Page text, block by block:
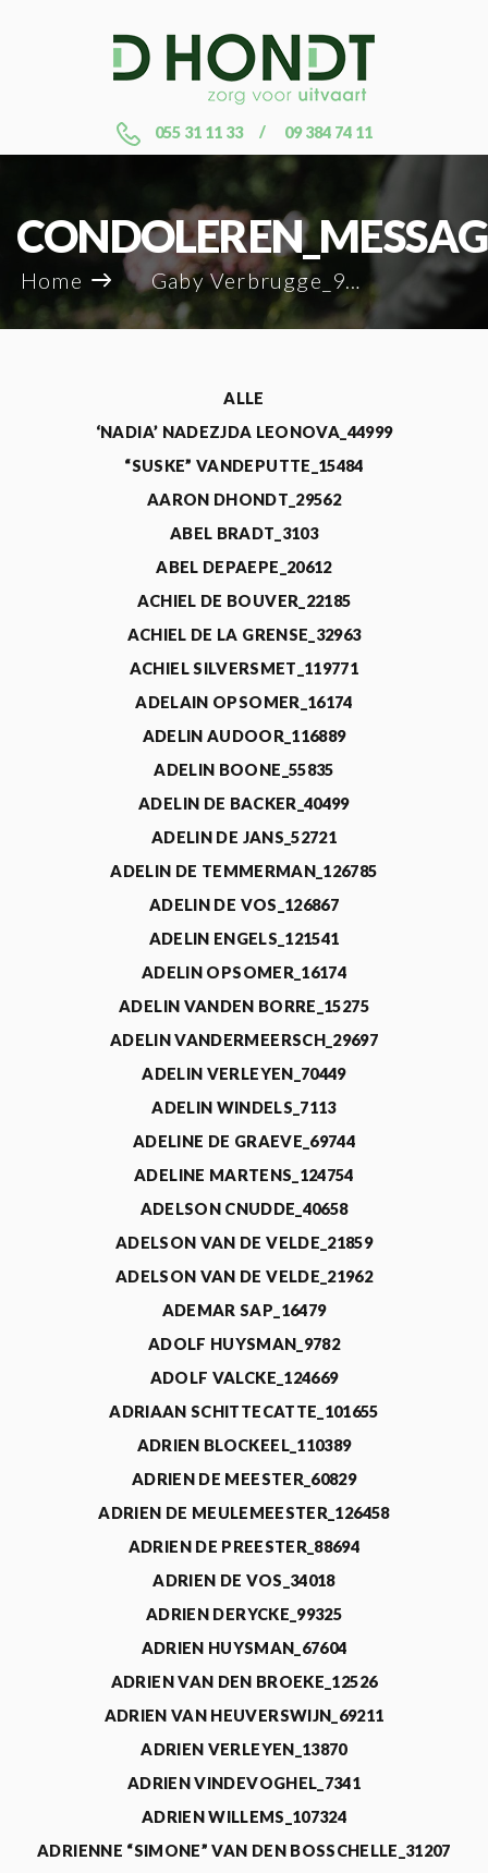
055 31 11 33 09 384 74 11
Home Gaby Verbrugge_93404
ALLE
‘NADIA’ NADEZJDA LEONOVA_44999
“SUSKE” VANDEPUTTE_15484
AARON DHONDT_29562
ABEL BRADT_3103
ABEL DEPAEPE_20612
ACHIEL DE BOUVER_22185
ACHIEL DE LA GRENSE_32963
ACHIEL SILVERSMET_119771
ADELAIN OPSOMER_16174
ADELIN AUDOOR_116889
ADELIN BOONE_55835
ADELIN DE BACKER_40499
ADELIN DE JANS_52721
ADELIN DE TEMMERMAN_126785
ADELIN DE VOS_126867
ADELIN ENGELS_121541
ADELIN OPSOMER_16174
ADELIN VANDEN BORRE_15275
ADELIN VANDERMEERSCH_29697
ADELIN VERLEYEN_70449
ADELIN WINDELS_7113
ADELINE DE GRAEVE_69744
ADELINE MARTENS_124754
ADELSON CNUDDE_40658
ADELSON VAN DE VELDE_21859
ADELSON VAN DE VELDE_21962
ADEMAR SAP_16479
ADOLF HUYSMAN_9782
ADOLF VALCKE_124669
ADRIAAN SCHITTECATTE_101655
ADRIEN BLOCKEEL_110389
ADRIEN DE MEESTER_60829
ADRIEN DE MEULEMEESTER_126458
ADRIEN DE PREESTER_88694
ADRIEN DE VOS_34018
ADRIEN DERYCKE_99325
ADRIEN HUYSMAN_67604
ADRIEN VAN DEN BROEKE_12526
ADRIEN VAN HEUVERSWIJN_69211
ADRIEN VERLEYEN_13870
ADRIEN VINDEVOGHEL_7341
ADRIEN WILLEMS_107324
ADRIENNE “SIMONE” VAN DEN BOSSCHELLE_31207